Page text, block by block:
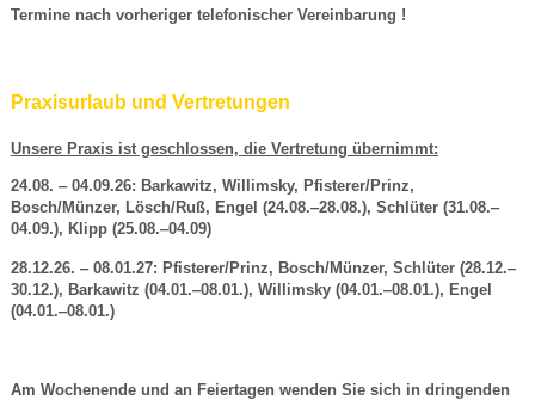
Termine nach vorheriger telefonischer Vereinbarung !
Praxisurlaub und Vertretungen
Unsere Praxis ist geschlossen, die Vertretung übernimmt:
24.08. ‒ 04.09.26: Barkawitz, Willimsky, Pfisterer/Prinz,
Bosch/Münzer, Lösch/Ruß, Engel (24.08.‒28.08.), Schlüter (31.08.‒
04.09.), Klipp (25.08.‒04.09)
28.12.26. ‒ 08.01.27: Pfisterer/Prinz, Bosch/Münzer, Schlüter (28.12.‒
30.12.), Barkawitz (04.01.‒08.01.), Willimsky (04.01.‒08.01.), Engel
(04.01.‒08.01.)
Am Wochenende und an Feiertagen wenden Sie sich in dringenden